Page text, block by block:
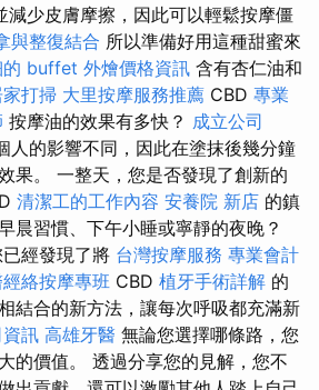
減少皮膚摩擦，因此可以輕鬆按摩僵
與整復結合 所以準備好用這種甜蜜來
的 buffet 外燴價格資訊 含有杏仁油和
家打掃 大里按摩服務推薦 CBD 專業
按摩油的效果有多快？ 成立公司
人的影響不同，因此在塗抹後幾分鐘
果。 一整天，您是否發現了創新的
清潔工的工作內容 安養院 新店 的鎮
晨習慣、下午小睡或寧靜的夜晚？
經發現了將 台灣按摩服務 專業會計
絡按摩專班 CBD 植牙手術詳解 的
結合的新方法，讓每次呼吸都充滿新
訊 高雄牙醫 無論您選擇哪條路，您
的價值。 透過分享您的見解，您不